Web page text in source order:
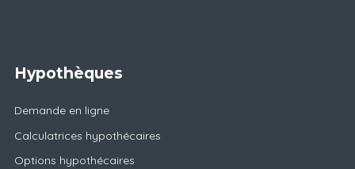
Hypothèques
Demande en ligne
Calculatrices hypothécaires
Options hypothécaires